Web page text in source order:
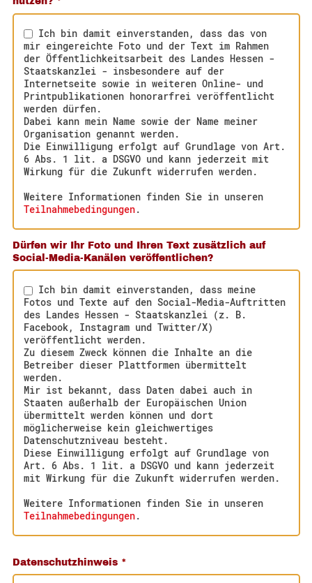
mir eingereichte Foto und der Text im Rahmen
der Öffentlichkeitsarbeit des Landes Hessen -
Staatskanzlei - insbesondere auf der
Internetseite sowie in weiteren Online- und
Printpublikationen honorarfrei veröffentlicht
werden dürfen.
Dabei kann mein Name sowie der Name meiner
Organisation genannt werden.
Die Einwilligung erfolgt auf Grundlage von Art.
6 Abs. 1 lit. a DSGVO und kann jederzeit mit
Wirkung für die Zukunft widerrufen werden.
Weitere Informationen finden Sie in unseren
Teilnahmebedingungen.
Dürfen wir Ihr Foto und Ihren Text zusätzlich auf
Social-Media-Kanälen veröffentlichen?
Fotos und Texte auf den Social-Media-Auftritten
des Landes Hessen - Staatskanzlei (z. B.
Facebook, Instagram und Twitter/X)
veröffentlicht werden.
Zu diesem Zweck können die Inhalte an die
Betreiber dieser Plattformen übermittelt
werden.
Mir ist bekannt, dass Daten dabei auch in
Staaten außerhalb der Europäischen Union
übermittelt werden können und dort
möglicherweise kein gleichwertiges
Datenschutzniveau besteht.
Diese Einwilligung erfolgt auf Grundlage von
Art. 6 Abs. 1 lit. a DSGVO und kann jederzeit
mit Wirkung für die Zukunft widerrufen werden.
Weitere Informationen finden Sie in unseren
Teilnahmebedingungen.
Datenschutzhinweis *